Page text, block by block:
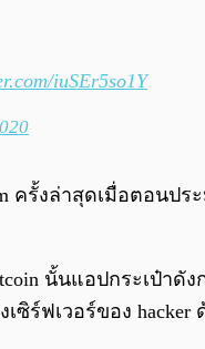
iuSEr5so1Y
ครั้งล่าสุดเมื่อตอน
นั้นแอปกระเป๋า
เซิร์ฟเวอร์ของ